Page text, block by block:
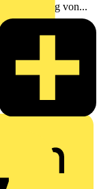
von...
renovieren
wachsen –...